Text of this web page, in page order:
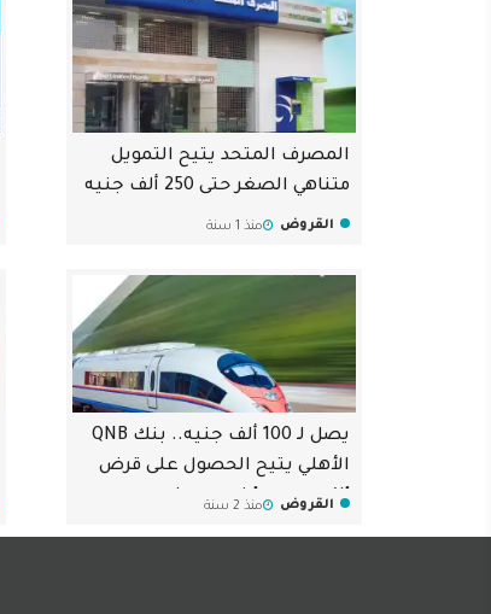
المصرف المتحد يتيح التمويل
متناهي الصغر حتى 250 ألف جنيه
القروض منذ 1 سنة
يصل لـ 100 ألف جنيه.. بنك QNB
الأهلي يتيح الحصول على قرض
"إكسبريس" في يوم واحد
القروض منذ 2 سنة